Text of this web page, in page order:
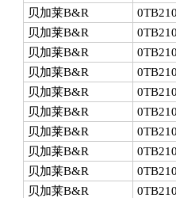
贝加莱B&R
贝加莱B&R
贝加莱B&R
贝加莱B&R
贝加莱B&R
贝加莱B&R
贝加莱B&R
贝加莱B&R
贝加莱B&R
贝加莱B&R